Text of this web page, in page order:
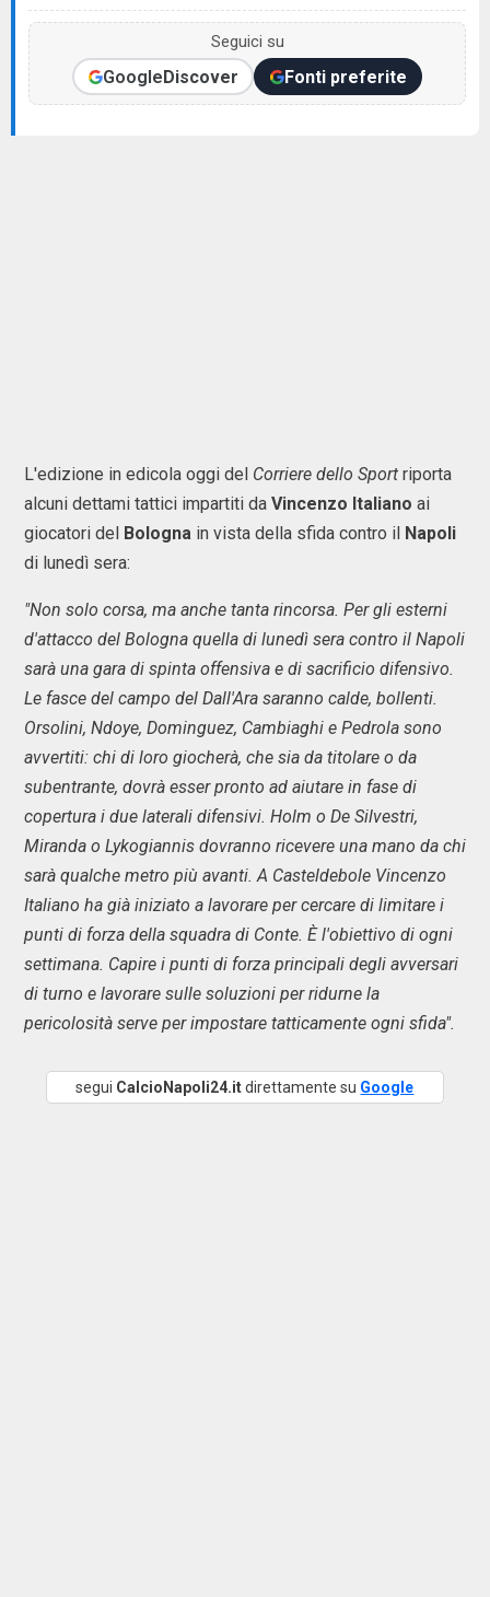
Seguici su
GoogleDiscover Fonti preferite
L'edizione in edicola oggi del Corriere dello Sport riporta
alcuni dettami tattici impartiti da Vincenzo Italiano ai
giocatori del Bologna in vista della sfida contro il Napoli
di lunedì sera:
"Non solo corsa, ma anche tanta rincorsa. Per gli esterni
d'attacco del Bologna quella di lunedì sera contro il Napoli
sarà una gara di spinta offensiva e di sacrificio difensivo.
Le fasce del campo del Dall'Ara saranno calde, bollenti.
Orsolini, Ndoye, Dominguez, Cambiaghi e Pedrola sono
avvertiti: chi di loro giocherà, che sia da titolare o da
subentrante, dovrà esser pronto ad aiutare in fase di
copertura i due laterali difensivi. Holm o De Silvestri,
Miranda o Lykogiannis dovranno ricevere una mano da chi
sarà qualche metro più avanti. A Casteldebole Vincenzo
Italiano ha già iniziato a lavorare per cercare di limitare i
punti di forza della squadra di Conte. È l'obiettivo di ogni
settimana. Capire i punti di forza principali degli avversari
di turno e lavorare sulle soluzioni per ridurne la
pericolosità serve per impostare tatticamente ogni sfida".
segui CalcioNapoli24.itdirettamente su Google